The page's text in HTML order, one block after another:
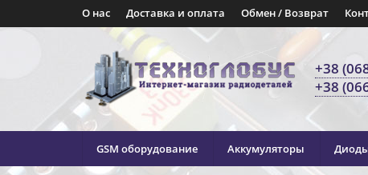
О нас Доставка и оплата Обмен / Возврат
+38
+38
GSM оборудование Аккумуляторы